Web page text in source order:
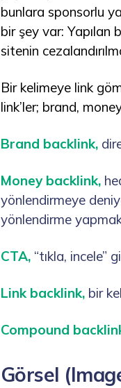
bunlara sponsorlu
bir şey var: Yapılan
sitenin
Bir kelimeye link
link’ler; brand,
Brand backlink,
Money backlink,
yönlendirmeye
yönlendirme
CTA,“tıkla, incele”
Link backlink,bir
Compound
Görsel